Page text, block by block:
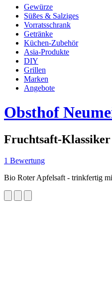
Gewürze
Süßes & Salziges
Vorratsschrank
Getränke
Küchen-Zubehör
Asia-Produkte
DIY
Grillen
Marken
Angebote
Obsthof
Fruchtsaft-Klassiker
1 Bewertung
Bio Roter Apfelsaft - trinkfertig